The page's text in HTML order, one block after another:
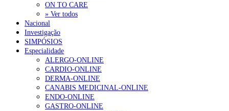
Portugal está a formar os médicos de que precisa?
2026
NOTÍCIAS MAIS LIDAS
Enfermagem Forense. “Da urgência ao tribunal, cada
gesto conta e cada profissional faz a diferença”
202 visualizações
ON TO CARE
» Ver todos
Nacional
Investigação
SIMPÓSIOS
Especialidade
ALERGO-ONLINE
CARDIO-ONLINE
DERMA-ONLINE
CANABIS MEDICINAL-ONLINE
ENDO-ONLINE
GASTRO-ONLINE